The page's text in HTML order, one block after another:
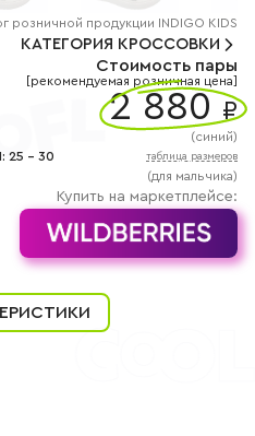
розничной продукции INDIGO KIDS
КАТЕГОРИЯ КРОССОВКИ
Стоимость пары
[рекомендуемая розничная цена]
2 880 ₽
(синий)
: 25 - 30 таблица размеров
(для мальчика)
Купить на маркетплейсе: